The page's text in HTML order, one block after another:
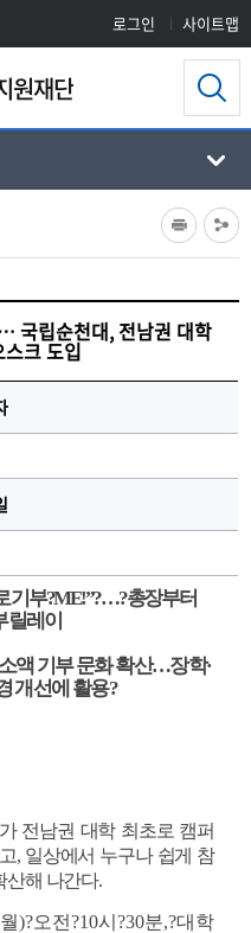
로그인 사이트맵
원재단
국립순천대, 전남권 대학
크 도입
기부?ME!”?…?총장부터
릴레이
액 기부 문화 확산…장학·
개선에 활용?
전남권 대학 최초로 캠퍼
, 일상에서 누구나 쉽게 참
산해 나간다.
월)?오전?10시?30분,?대학